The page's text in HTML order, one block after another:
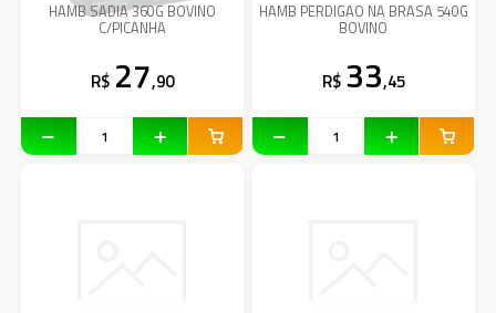
HAMB SADIA 360G BOVINO
C/PICANHA
R$ 27,90
HAMB PERDIGAO NA BRASA 540G
BOVINO
R$ 33,45